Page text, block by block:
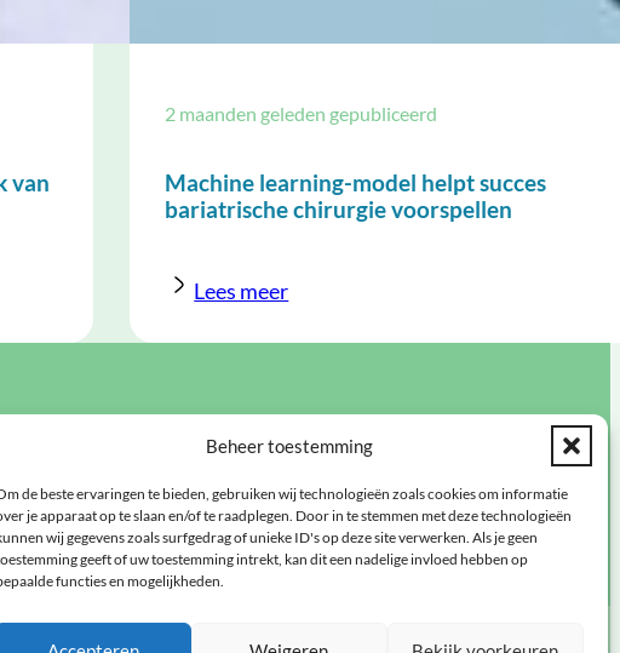
Beheer toestemming
de beste ervaringen te bieden, gebruiken wij technologieën zoals cookies om informatie
je apparaat op te slaan en/of te raadplegen. Door in te stemmen met deze technologieën
wij gegevens zoals surfgedrag of unieke ID's op deze site verwerken. Als je geen
geeft of uw toestemming intrekt, kan dit een nadelige invloed hebben op
functies en mogelijkheden.
van
Machine learning-model helpt succes
bariatrische chirurgie voorspellen
2 maanden geleden gepubliceerd
Lees meer
Blijf op de hoogte via de
Meld u hier aan!